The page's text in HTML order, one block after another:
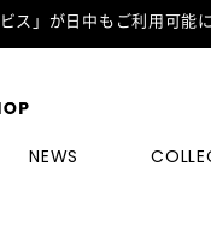
ス」が日中もご利用可能
NEWS